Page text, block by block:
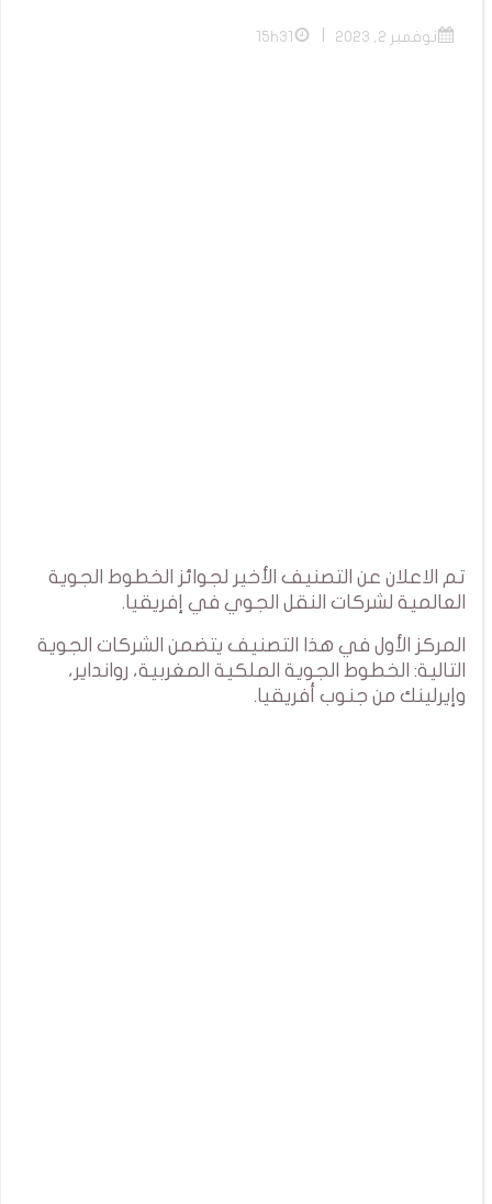
نوفمبر 2, 2023 15h31
تم الاعلان عن التصنيف الأخير لجوائز الخطوط الجوية
العالمية لشركات النقل الجوي في إفريقيا.
المركز الأول في هذا التصنيف يتضمن الشركات الجوية
التالية: الخطوط الجوية الملكية المغربية، روانداير،
وإيرلينك من جنوب أفريقيا.